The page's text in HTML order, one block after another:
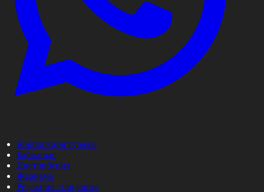
Корпорация туралы
Байланыс
Дистрибуция
Жарнама
Редакция стандарты